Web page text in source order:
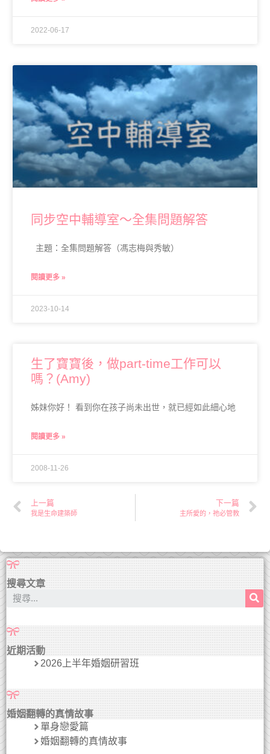
2022-06-17
同步空中輔導室～全集問題解答
主題：全集問題解答（馮志梅與秀敏）
閱讀更多 »
2023-10-14
生了寶寶後，做part-time工作可以
嗎？(Amy)
姊妹你好！ 看到你在孩子尚未出世，就已經如此細心地
閱讀更多 »
2008-11-26
上一篇
我是生命建築師
下一篇
主所愛的，祂必管教
搜尋文章
近期活動
2026上半年婚姻研習班
婚姻翻轉的真情故事
單身戀愛篇
婚姻翻轉的真情故事